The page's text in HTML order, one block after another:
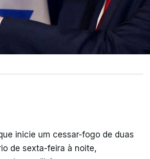
inicie um cessar-fogo de duas
de sexta-feira à noite,